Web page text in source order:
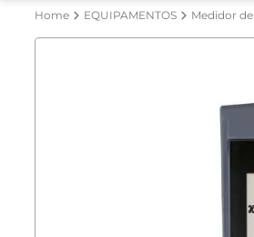
EQUIPAMENTOS Medidor